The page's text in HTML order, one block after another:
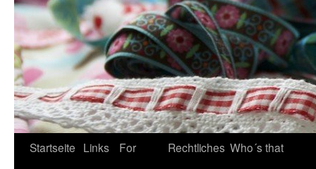
Startseite Links
For
Rechtliches Who´s that